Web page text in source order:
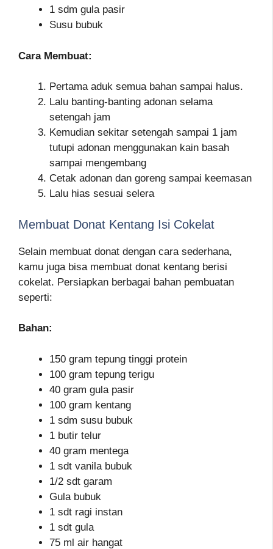
1 sdm gula pasir
Susu bubuk
Cara Membuat:
Pertama aduk semua bahan sampai halus.
Lalu banting-banting adonan selama
setengah jam
Kemudian sekitar setengah sampai 1 jam
tutupi adonan menggunakan kain basah
sampai mengembang
Cetak adonan dan goreng sampai keemasan
Lalu hias sesuai selera
Membuat Donat Kentang Isi Cokelat
Selain membuat donat dengan cara sederhana,
kamu juga bisa membuat donat kentang berisi
cokelat. Persiapkan berbagai bahan pembuatan
seperti:
Bahan:
150 gram tepung tinggi protein
100 gram tepung terigu
40 gram gula pasir
100 gram kentang
1 sdm susu bubuk
1 butir telur
40 gram mentega
1 sdt vanila bubuk
1/2 sdt garam
Gula bubuk
1 sdt ragi instan
1 sdt gula
75 ml air hangat